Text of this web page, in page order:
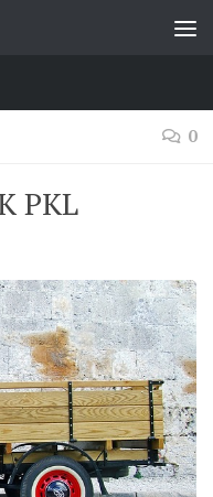
0
PKL